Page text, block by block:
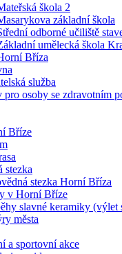
škola 2
základní škola
odborné učiliště
umělecká škola
Bříza
služba
pro osoby se zdravotním
Bříze
stezka
stezka Horní Bříza
v Horní Bříze
slavné keramiky (výlet
města
a sportovní akce